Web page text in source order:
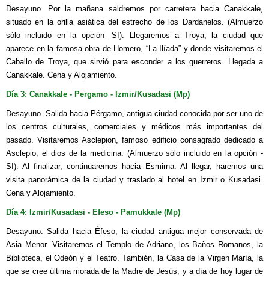
Desayuno. Por la mañana saldremos por carretera hacia Canakkale,
situado en la orilla asiática del estrecho de los Dardanelos. (Almuerzo
sólo incluido en la opción -SI). Llegaremos a Troya, la ciudad que
aparece en la famosa obra de Homero, “La Ilíada” y donde visitaremos el
Caballo de Troya, que sirvió para esconder a los guerreros. Llegada a
Canakkale. Cena y Alojamiento.
Día 3: Canakkale - Pergamo - Izmir/Kusadasi (Mp)
Desayuno. Salida hacia Pérgamo, antigua ciudad conocida por ser uno de
los centros culturales, comerciales y médicos más importantes del
pasado. Visitaremos Asclepion, famoso edificio consagrado dedicado a
Asclepio, el dios de la medicina. (Almuerzo sólo incluido en la opción -
SI). Al finalizar, continuaremos hacia Esmirna. Al llegar, haremos una
visita panorámica de la ciudad y traslado al hotel en Izmir o Kusadasi.
Cena y Alojamiento.
Día 4: Izmir/Kusadasi - Efeso - Pamukkale (Mp)
Desayuno. Salida hacia Éfeso, la ciudad antigua mejor conservada de
Asia Menor. Visitaremos el Templo de Adriano, los Baños Romanos, la
Biblioteca, el Odeón y el Teatro. También, la Casa de la Virgen María, la
que se cree última morada de la Madre de Jesús, y a día de hoy lugar de